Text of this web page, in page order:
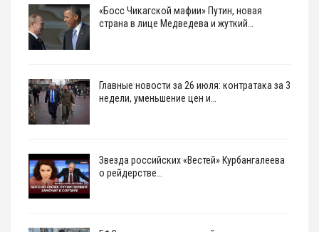
«Босс Чикагской мафии» Путин, новая
страна в лице Медведева и жуткий…
Главные новости за 26 июля: контратака за 3
недели, уменьшение цен и…
Звезда российских «Вестей» Курбангалеева
о рейдерстве…